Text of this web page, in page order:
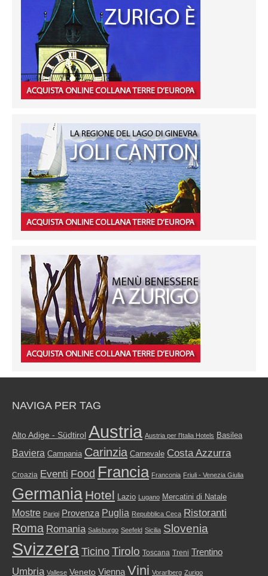
NAVIGA PER TAG
Alto Adige - Südtirol Austria Austria per l'Italia Hotels Basilea
Baviera Campania Carinzia Carnevale Costa Azzurra
Croazia Eventi Food Francia Franconia Friuli - Venezia Giulia
Germania Hotel Lazio Lugano Mercatini di Natale
Mostre Parigi Provenza Puglia Repubblica Ceca Ristoranti
Roma Romania Salisburgo Seefeld Sicilia Slovenia
Svizzera Ticino Tirolo Toscana Treni Trentino
Umbria Vallese Veneto Vienna Vini Vorarlberg Zurigo